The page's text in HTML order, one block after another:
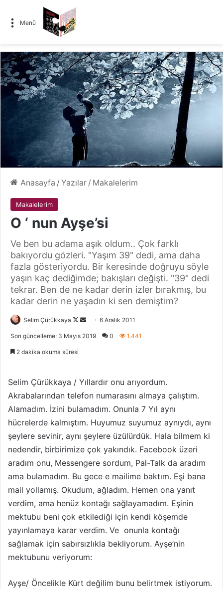
Menü
Anasayfa / Yazılar / Makalelerim
Makalelerim
O ‘ nun Ayşe’si
Ve ben bu adama aşık oldum.. Çok farklı
bakıyordu gözleri. "Yaşım 39" dedi, ama daha
fazla gösteriyordu. Bir keresinde doğruyu söyle
yaşın kaç dediğimde; bakışları değişti. "39" dedi
tekrar. Ben de ne kadar derin izler bırakmış, bu
kadar derin ne yaşadın ki sen demiştim?
Selim Çürükkaya
F
o
w
o
i
p
a
g
ö
n
d
e
k
6 Aralık 2011
Son güncelleme: 3 Mayıs 2019 0 1.441
2 dakika okuma süresi
Selim Çürükkaya / Yıllardır onu arıyordum.
Akrabalarından telefon numarasını almaya çalıştım.
Alamadım. İzini bulamadım. Onunla 7 Yıl aynı
hücrelerde kalmıştım. Huyumuz suyumuz aynıydı, aynı
şeylere sevinir, aynı şeylere üzülürdük. Hala bilmem ki
nedendir, birbirimize çok yakındık. Facebook üzeri
aradım onu, Messengere sordum, Pal-Talk da aradım
ama bulamadım. Bu gece e mailime baktım. Eşi bana
mail yollamış. Okudum, ağladım. Hemen ona yanıt
verdim, ama henüz kontağı sağlayamadım. Eşinin
mektubu beni çok etkilediği için kendi köşemde
yayınlamaya karar verdim. Ve onunla kontağı
sağlamak için sabırsızlıkla bekliyorum. Ayşe’nin
mektubunu veriyorum:
Ayşe/ Öncelikle Kürt değilim bunu belirtmek istiyorum.